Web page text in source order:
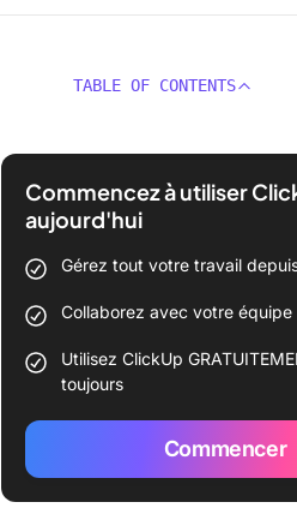
TABLE OF CONTENTS
Commencez à utiliser
aujourd'hui
Gérez tout votre travail
Collaborez avec votre équipe
Utilisez ClickUp
toujours
Commencer